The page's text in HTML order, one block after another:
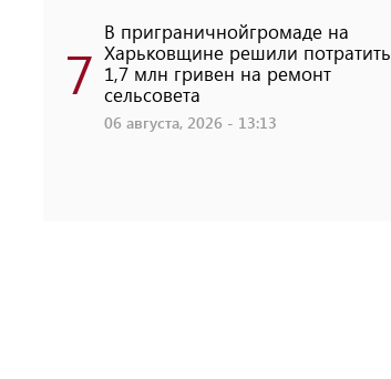
7
В приграничнойгромаде на
Харьковщине решили потратить
1,7 млн ​​гривен на ремонт
сельсовета
06 августа, 2026 - 13:13